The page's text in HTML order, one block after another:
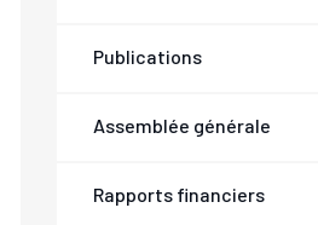
Publications
Assemblée générale
Rapports financiers